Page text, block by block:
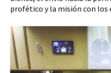
profético y la misión con los